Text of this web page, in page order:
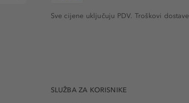
Sve cijene uključuju PDV. Troškovi
SLUŽBA ZA KORISNIKE